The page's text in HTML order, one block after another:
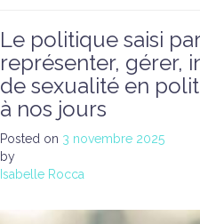
Le politique saisi
représenter, gérer,
de sexualité en
à nos jours
Posted on 3 novembre 2025
by
Isabelle Rocca